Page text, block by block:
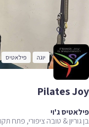
יוגה פילאטיס
Pilates
ג'וי
& טובה ציפורי, פתח תקווה